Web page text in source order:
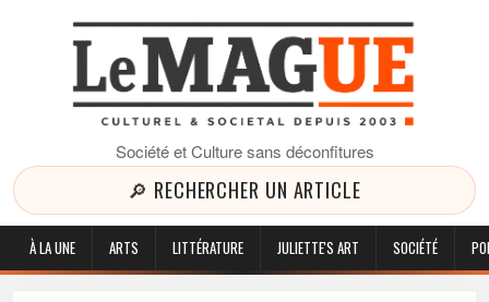
Société et Culture sans déconfitures
🔎 RECHERCHER UN ARTICLE
À LA UNE ARTS LITTÉRATURE JULIETTE'S ART SOCIÉTÉ